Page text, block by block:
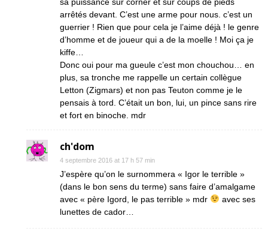
arrêtés devant. C’est une arme pour nous. c’est un
guerrier ! Rien que pour cela je l’aime déjà ! le genre
d’homme et de joueur qui a de la moelle ! Moi ça je
kiffe…
Donc oui pour ma gueule c’est mon chouchou… en
plus, sa tronche me rappelle un certain collègue
Letton (Zigmars) et non pas Teuton comme je le
pensais à tord. C’était un bon, lui, un pince sans rire
et fort en binoche. mdr
ch'dom
4 septembre 2016 at 17 h 57 min
J’espère qu’on le surnommera « Igor le terrible »
(dans le bon sens du terme) sans faire d’amalgame
avec « père Igord, le pas terrible » mdr
avec ses
lunettes de cador…